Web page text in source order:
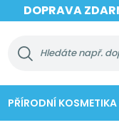
DOPRAVA
PŘÍRODNÍ KOSMETIKA